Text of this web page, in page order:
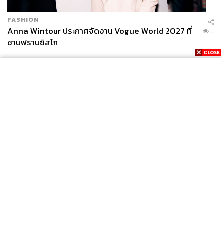
FASHION
Anna Wintour ประกาศจัดงาน Vogue World 2027 ที่
ซานฟรานซิสโก
...